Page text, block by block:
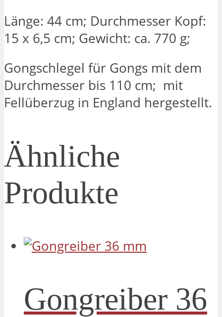
Länge: 44 cm; Durchmesser Kopf:
15 x 6,5 cm; Gewicht: ca. 770 g;
Gongschlegel für Gongs mit dem
Durchmesser bis 110 cm; mit
Fellüberzug in England hergestellt.
Ähnliche
Produkte
Gongreiber 36